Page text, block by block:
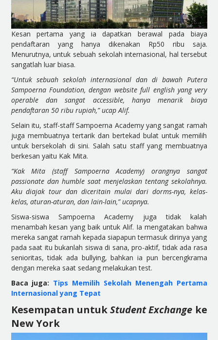
Kesan pertama yang ia dapatkan berawal pada biaya
pendaftaran yang hanya dikenakan Rp50 ribu saja.
Menurutnya, untuk sebuah sekolah internasional, hal tersebut
sangatlah luar biasa.
“Untuk sebuah sekolah internasional dan di bawah Putera
Sampoerna Foundation, dengan website full english yang very
operable dan sangat accessible, hanya menarik biaya
pendaftaran 50 ribu rupiah,” ucap Alif.
Selain itu, staff-staff Sampoerna Academy yang sangat ramah
juga membuatnya tertarik dan bertekad bulat untuk memilih
untuk bersekolah di sini. Salah satu staff yang membuatnya
berkesan yaitu Kak Mita.
“Kak Mita (staff Sampoerna Academy) orangnya sangat
passionate dan humble saat menjelaskan tentang sekolahnya.
Aku diajak tour dan diceritain mulai dari dorms-nya, kelas-
kelas, aturan-aturan, dan lain-lain,” ucapnya.
Siswa-siswa Sampoerna Academy juga tidak kalah
menambah kesan yang baik untuk Alif. Ia mengatakan bahwa
mereka sangat ramah kepada siapapun termasuk dirinya yang
pada saat itu bukanlah siswa di sana, pro-aktif, tidak ada rasa
senioritas, tidak ada bullying, bahkan ia pun bercengkrama
dengan mereka saat sedang melakukan test.
Baca juga: Tips Memilih Sekolah Menengah Pertama
Internasional yang Tepat
Kesempatan untukStudent Exchange ke
New York